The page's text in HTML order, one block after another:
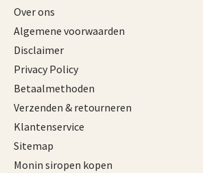
Over ons
Algemene voorwaarden
Disclaimer
Privacy Policy
Betaalmethoden
Verzenden & retourneren
Klantenservice
Sitemap
Monin siropen kopen